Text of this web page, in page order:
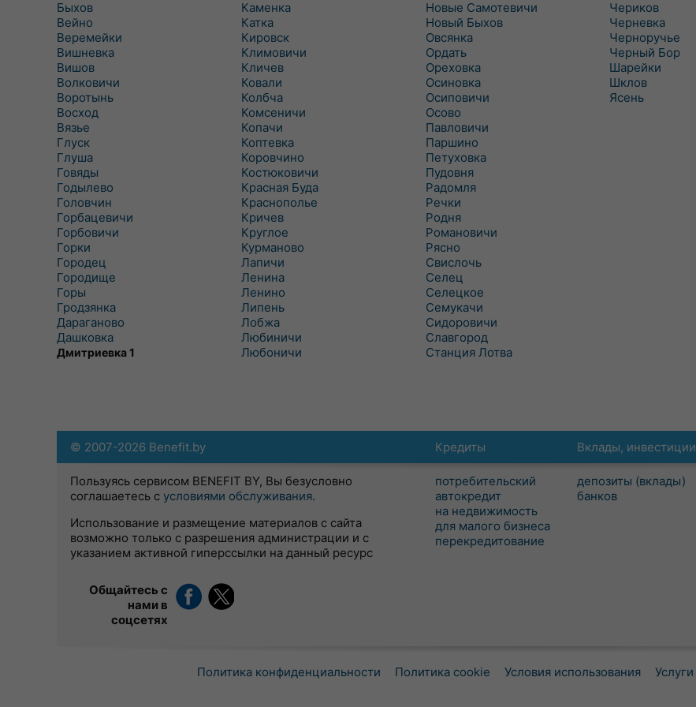
Быхов
Вейно
Веремейки
Вишневка
Вишов
Волковичи
Воротынь
Восход
Вязье
Глуск
Глуша
Говяды
Годылево
Головчин
Горбацевичи
Горбовичи
Горки
Городец
Городище
Горы
Гродзянка
Дараганово
Дашковка
Дмитриевка 1
Каменка
Катка
Кировск
Климовичи
Кличев
Ковали
Колбча
Комсеничи
Копачи
Коптевка
Коровчино
Костюковичи
Красная Буда
Краснополье
Кричев
Круглое
Курманово
Лапичи
Ленина
Ленино
Липень
Лобжа
Любиничи
Любоничи
Новые Самотевичи
Новый Быхов
Овсянка
Ордать
Ореховка
Осиновка
Осиповичи
Осово
Павловичи
Паршино
Петуховка
Пудовня
Радомля
Речки
Родня
Романовичи
Рясно
Свислочь
Селец
Селецкое
Семукачи
Сидоровичи
Славгород
Станция Лотва
Чериков
Черневка
Черноручье
Черный Бор
Шарейки
Шклов
Ясень
Кредиты
потребительский
автокредит
на недвижимость
для малого бизнеса
перекредитование
Вклады, инвестиции
депозиты (вклады)
банков
© 2007-2026 Benefit.by
Пользуясь сервисом BENEFIT BY, Вы безусловно
соглашаетесь с условиями обслуживания.
Использование и размещение материалов с сайта
возможно только с разрешения администрации и с
указанием активной гиперссылки на данный ресурс
Общайтесь с
нами в
соцсетях
Политика конфиденциальности Политика cookie Условия использования Услуги